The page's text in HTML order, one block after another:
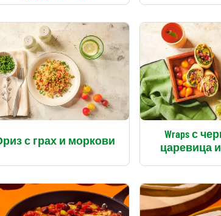
с грах и моркови
Wraps с
царевица